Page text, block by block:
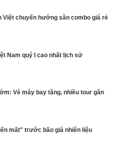
Việt chuyển hướng săn combo giá rẻ
Nam quý I cao nhất lịch sử
Vé máy bay tăng, nhiều tour gần
mất" trước bão giá nhiên liệu